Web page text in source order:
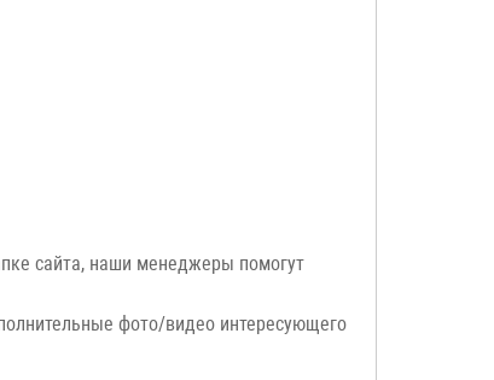
сайта, наши менеджеры помогут
фото/видео интересующего